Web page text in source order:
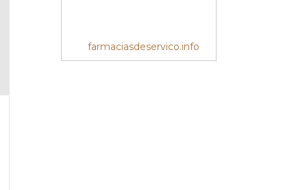
farmaciasdeservico.info